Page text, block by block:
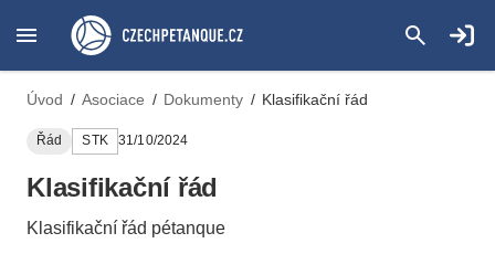
Úvod / Asociace / Dokumenty / Klasifikační řád
Řád STK 31/10/2024
Klasifikační řád
Klasifikační řád pétanque